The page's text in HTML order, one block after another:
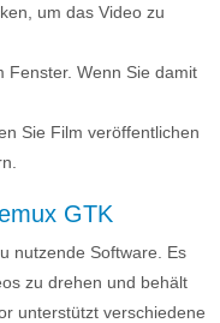
um das Video zu
Fenster. Wenn Sie damit
Sie Film veröffentlichen
GTK
nutzende Software. Es
zu drehen und behält
unterstützt verschiedene